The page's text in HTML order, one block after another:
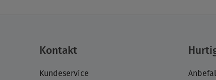
Kontakt
Kundeservice